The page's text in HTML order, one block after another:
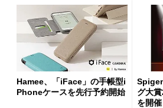
Hamee、「iFace」の手帳型i
Phoneケースを先行予約開始
グ大
を開